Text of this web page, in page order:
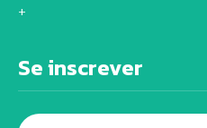
+
Se inscrever